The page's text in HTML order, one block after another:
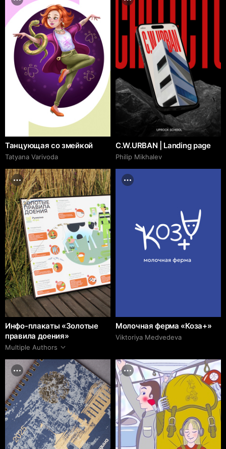
Танцующая со змейкой
Tatyana Varivoda
C.W.URBAN | Landing page
Philip Mikhalev
Инфо-плакаты «Золотые
правила доения»
Multiple Authors
Молочная ферма «Коза+»
Viktoriya Medvedeva